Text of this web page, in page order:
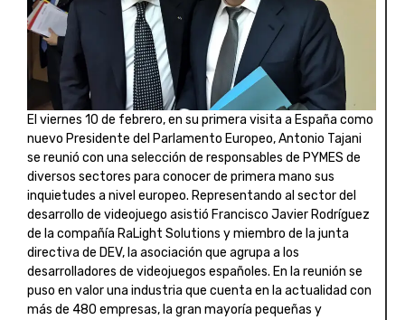
El viernes 10 de febrero, en su primera visita a España como
nuevo Presidente del Parlamento Europeo, Antonio Tajani
se reunió con una selección de responsables de PYMES de
diversos sectores para conocer de primera mano sus
inquietudes a nivel europeo. Representando al sector del
desarrollo de videojuego asistió Francisco Javier Rodríguez
de la compañía RaLight Solutions y miembro de la junta
directiva de DEV, la asociación que agrupa a los
desarrolladores de videojuegos españoles. En la reunión se
puso en valor una industria que cuenta en la actualidad con
más de 480 empresas, la gran mayoría pequeñas y